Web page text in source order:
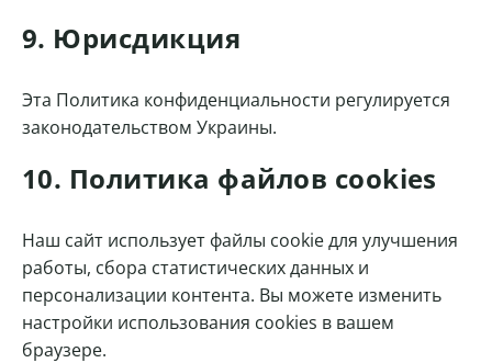
9. Юрисдикция
Эта Политика конфиденциальности регулируется
законодательством Украины.
10. Политика файлов cookies
Наш сайт использует файлы cookie для улучшения
работы, сбора статистических данных и
персонализации контента. Вы можете изменить
настройки использования cookies в вашем
браузере.